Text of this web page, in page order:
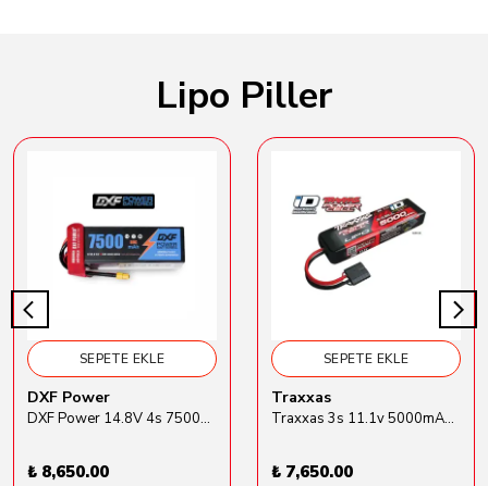
Lipo Piller
SEPETE EKLE
DXF Power
DXF Power 14.8V 4s 7500mAh 80C Hardcase Lipo Batarya
₺ 8,650.00
SEPETE EKLE
Traxxas
Traxxas 3s 11.1v 5000mAh Lipo Batarya (TRX 2872X)
₺ 7,650.00